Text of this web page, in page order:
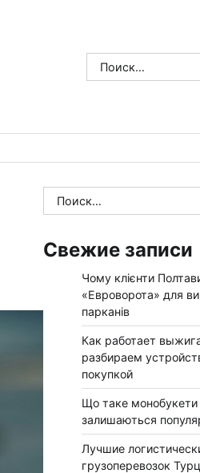
Найти:
Найти:
Свежие записи
Чому клієнти
«Евроворота» для
парканів
Как работает
разбираем
покупкой
Що таке
залишаються
Лучшие
грузоперевозок